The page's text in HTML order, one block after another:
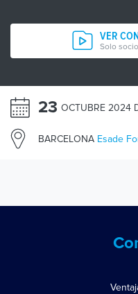
VER
Solo
23 OCTUBRE 2024
BARCELONA Esade